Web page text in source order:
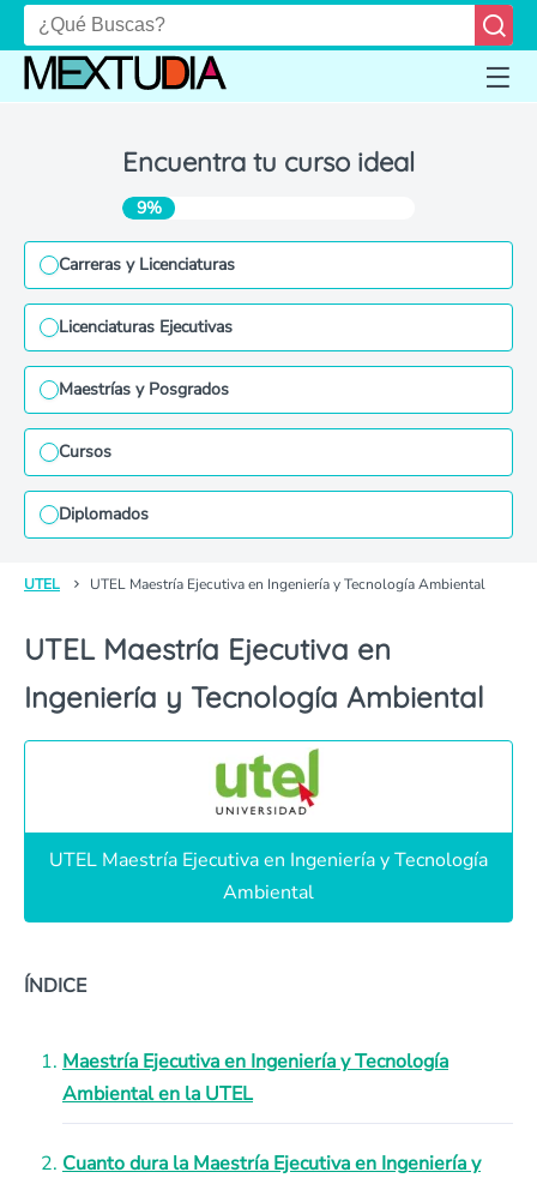
Encuentra tu curso ideal
9%
Carreras y Licenciaturas
Licenciaturas Ejecutivas
Maestrías y Posgrados
Cursos
Diplomados
UTEL UTEL Maestría Ejecutiva en Ingeniería y Tecnología Ambiental
UTEL Maestría Ejecutiva en
Ingeniería y Tecnología Ambiental
UTEL Maestría Ejecutiva en Ingeniería y Tecnología
Ambiental
ÍNDICE
Maestría Ejecutiva en Ingeniería y Tecnología
Ambiental en la UTEL
Cuanto dura la Maestría Ejecutiva en Ingeniería y